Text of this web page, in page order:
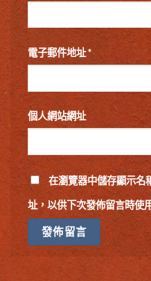
電子郵件地址*
個人網站網址
在瀏覽器中儲存顯示名
址，以供下次發佈留言時使